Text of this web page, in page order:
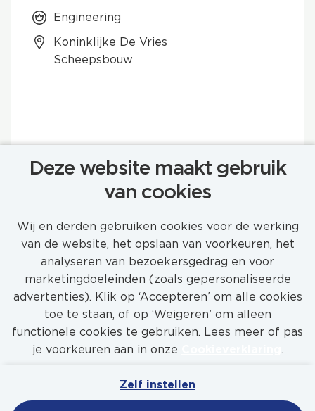
Deze website maakt gebruik
van cookies
Wij en derden gebruiken cookies voor de werking
van de website, het opslaan van voorkeuren, het
analyseren van bezoekersgedrag en voor
marketingdoeleinden (zoals gepersonaliseerde
advertenties). Klik op ‘Accepteren’ om alle cookies
toe te staan, of op ‘Weigeren’ om alleen
functionele cookies te gebruiken. Lees meer of pas
je voorkeuren aan in onze
.
Zelf instellen
Engineering
Koninklijke De Vries
Scheepsbouw
BEKIJK VACATURE
MEER VACATURES